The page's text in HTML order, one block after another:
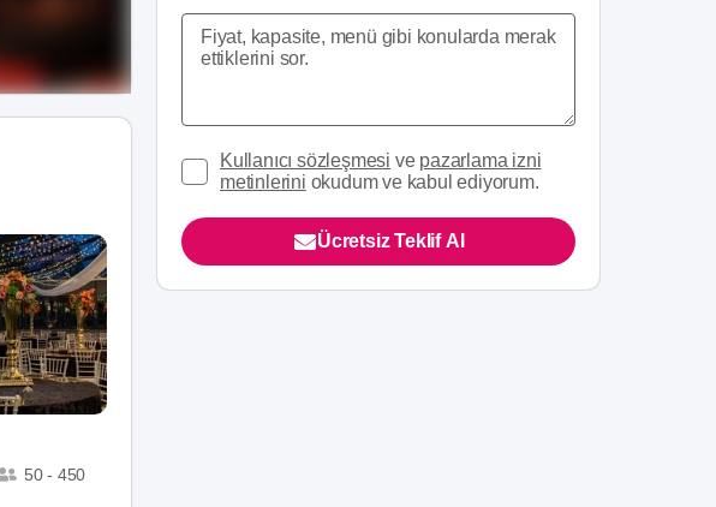
50 - 450
Kullanıcı sözleşmesi ve pazarlama izni
metinlerini okudum ve kabul ediyorum.
Ücretsiz Teklif Al